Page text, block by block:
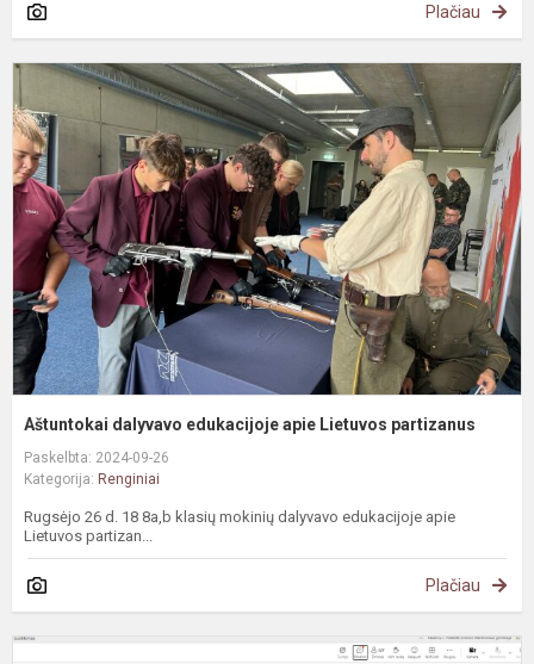
Plačiau
Aštuntokai dalyvavo edukacijoje apie Lietuvos partizanus
Paskelbta: 2024-09-26
Kategorija: Renginiai
Rugsėjo 26 d. 18 8a,b klasių mokinių dalyvavo edukacijoje apie
Lietuvos partizan...
Plačiau